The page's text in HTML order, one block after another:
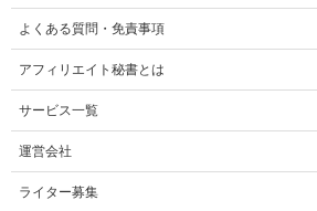
よくある質問・免責事項
アフィリエイト秘書とは
サービス一覧
運営会社
ライター募集